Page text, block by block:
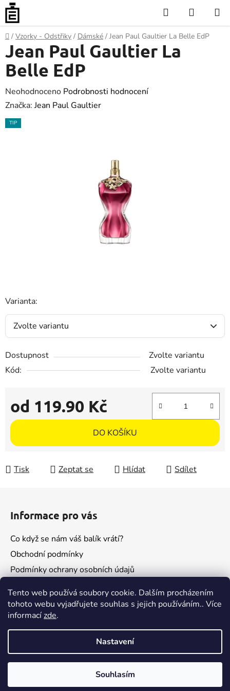
Tento web používá soubory cookie. Dalším procházením
tohoto webu vyjadřujete souhlas s jejich používáním.. Více
informacízde.
Nastavení
Souhlasím
Přejít
obsah
Hledat
KOŠÍK
Domů
/ Vzorky - Odstřiky / Dámské / Jean Paul Gaultier La Belle EdP
Varianta:
Dostupnost
Zvolte variantu
Kód:
Zvolte variantu
od 119.90 Kč
Měrná cena:
DO KOŠÍKU
Tisk Zeptat se Hlídat Sdílet
Jean Paul Gaultier La
Belle EdP
Průměrné
hodnocení
produktu
Neohodnoceno Podrobnosti hodnocení
Značka:Jean Paul Gaultier
TIP
Informace pro vás
Co když se nám váš balík vrátí?
Obchodní podmínky
Podmínky ochrany osobních údajů
Vytvořil Shoptet
Copyright 2026escent. Všechna práva vyhrazena.